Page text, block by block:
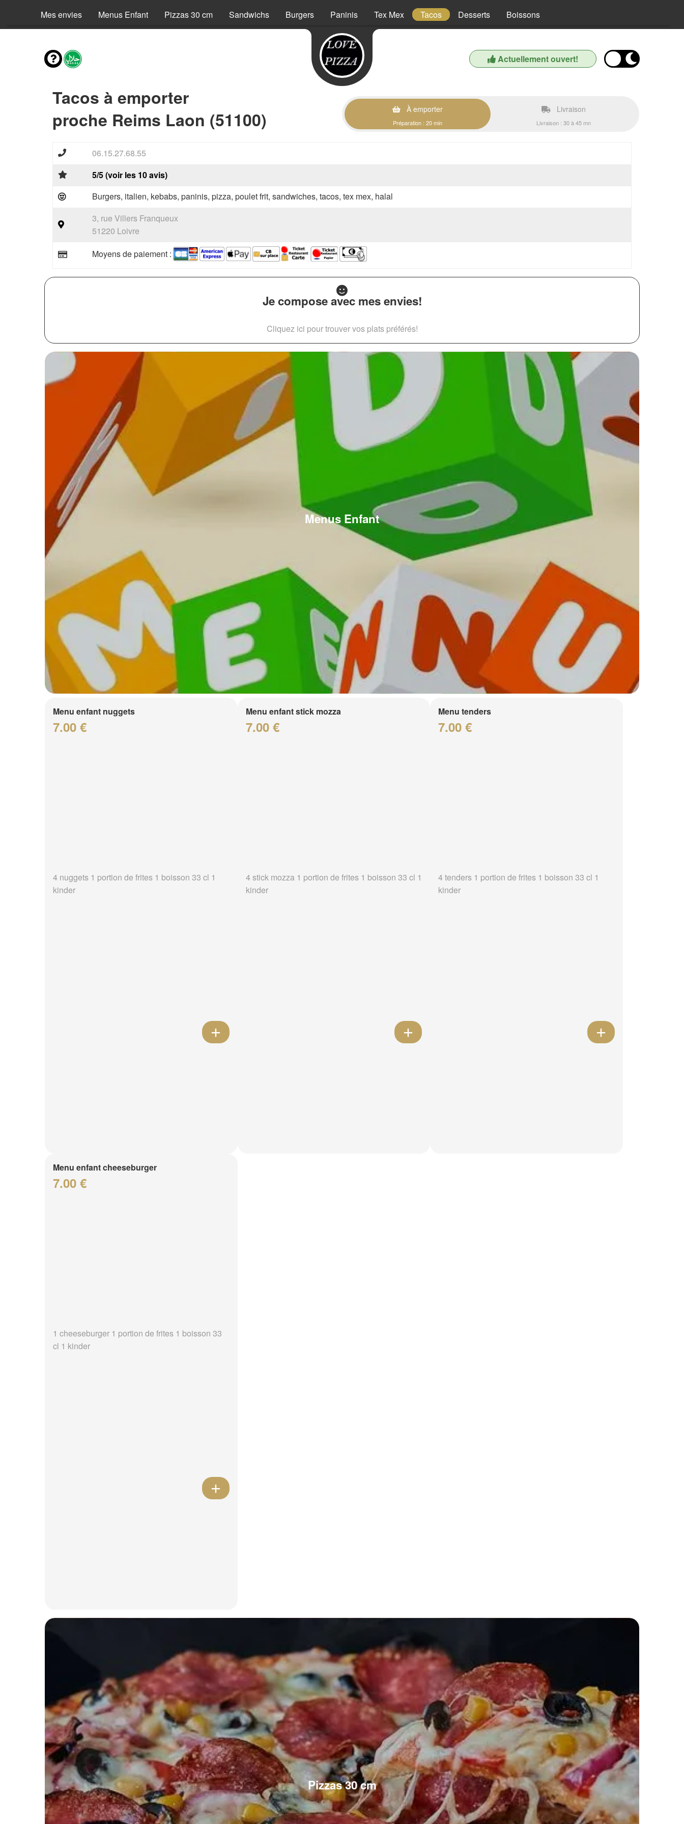
Mes envies Menus Enfant Pizzas 30 cm Sandwichs Burgers Paninis Tex Mex Tacos Desserts Boissons
Actuellement ouvert!
Tacos à emporter
proche Reims Laon (51100)
À emporter
Préparation : 20 min
Livraison
Livraison : 30 à 45 mn
06.15.27.68.55
5/5 (voir les 10 avis)
Burgers, italien, kebabs, paninis, pizza, poulet frit, sandwiches, tacos, tex mex, halal
3, rue Villers Franqueux
51220 Loivre
Moyens de paiement :
Je compose avec mes envies!
Cliquez ici pour trouver vos plats préférés!
Menus Enfant
Menu enfant nuggets
7.00 €
4 nuggets 1 portion de frites 1 boisson 33 cl 1
kinder
Menu enfant stick mozza
7.00 €
4 stick mozza 1 portion de frites 1 boisson 33 cl 1
kinder
Menu tenders
7.00 €
4 tenders 1 portion de frites 1 boisson 33 cl 1
kinder
Menu enfant cheeseburger
7.00 €
1 cheeseburger 1 portion de frites 1 boisson 33
cl 1 kinder
Pizzas 30 cm